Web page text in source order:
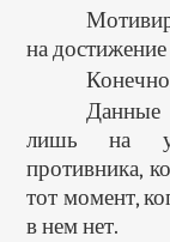
на
лишь на
противника,
тот момент,
в нем нет.